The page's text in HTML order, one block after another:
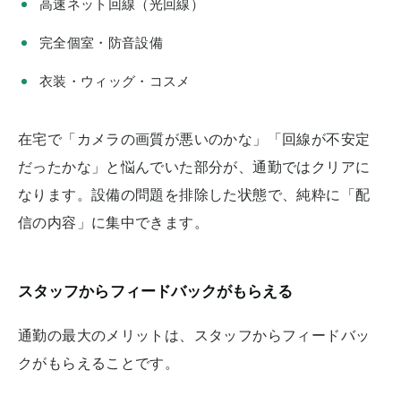
高速ネット回線（光回線）
完全個室・防音設備
衣装・ウィッグ・コスメ
在宅で「カメラの画質が悪いのかな」「回線が不安定
だったかな」と悩んでいた部分が、通勤ではクリアに
なります。設備の問題を排除した状態で、純粋に「配
信の内容」に集中できます。
スタッフからフィードバックがもらえる
通勤の最大のメリットは、スタッフからフィードバッ
クがもらえることです。